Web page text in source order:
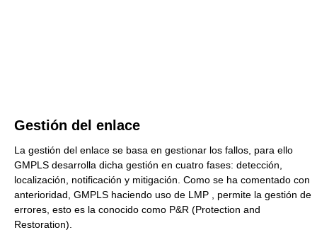
Gestión del enlace
La gestión del enlace se basa en gestionar los fallos, para ello
GMPLS desarrolla dicha gestión en cuatro fases: detección,
localización, notificación y mitigación. Como se ha comentado con
anterioridad, GMPLS haciendo uso de LMP , permite la gestión de
errores, esto es la conocido como P&R (Protection and
Restoration).